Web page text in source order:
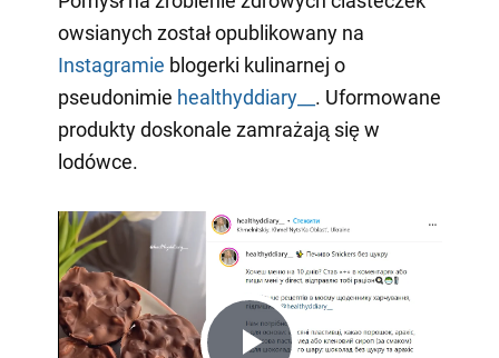
owsianych został opublikowany na
Instagramie blogerki kulinarnej o
pseudonimie healthyddiary__ . Uformowane
produkty doskonale zamrażają się w
lodówce.